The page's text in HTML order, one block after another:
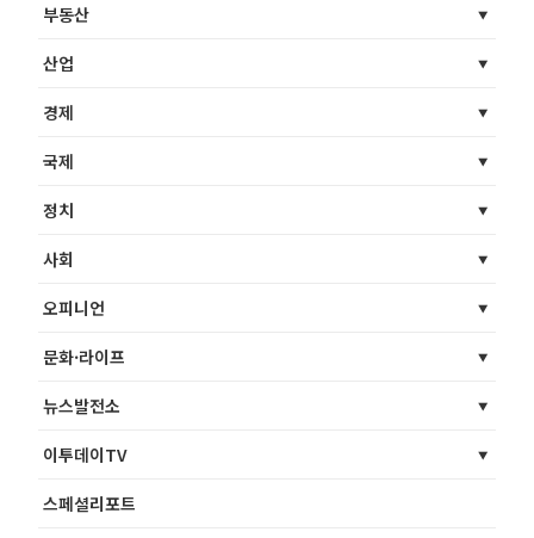
부동산
산업
경제
국제
정치
사회
오피니언
문화·라이프
뉴스발전소
이투데이TV
스페셜리포트